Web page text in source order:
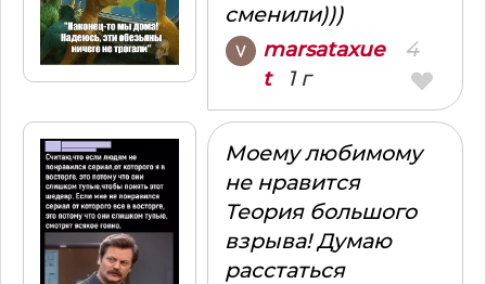
сменили)))
marsataxue
t1 г
4
Моему любимому
не нравится
Теория большого
взрыва! Думаю
расстаться